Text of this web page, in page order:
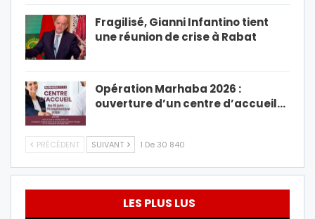
Fragilisé, Gianni Infantino tient
une réunion de crise à Rabat
Opération Marhaba 2026 :
ouverture d’un centre d’accueil…
PRÉCÉDENT SUIVANT 1 De 30 840
LES PLUS LUS